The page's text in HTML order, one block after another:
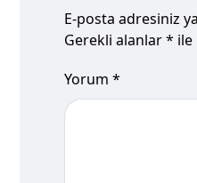
E-posta adresiniz
Gerekli alanlar*
Yorum*